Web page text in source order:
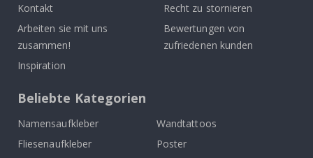
Kontakt
Arbeiten sie mit uns
zusammen!
Inspiration
Recht zu stornieren
Bewertungen von
zufriedenen kunden
Beliebte Kategorien
Namensaufkleber
Wandtattoos
Fliesenaufkleber
Poster